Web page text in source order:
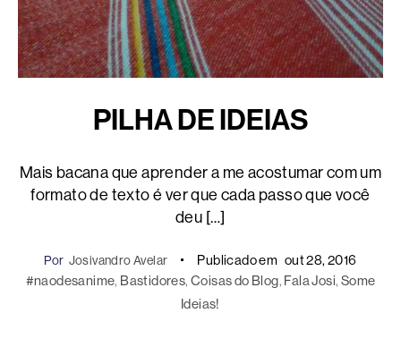
PILHA DE IDEIAS
Mais bacana que aprender a me acostumar com um
formato de texto é ver que cada passo que você
deu […]
Por Josivandro Avelar Publicado em out 28, 2016
#naodesanime, Bastidores, Coisas do Blog, Fala Josi, Some
Ideias!